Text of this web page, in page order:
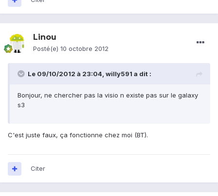
Linou
Posté(e) 10 octobre 2012
Le 09/10/2012 à 23:04, willy591 a dit :
Bonjour, ne chercher pas la visio n existe pas sur le galaxy
s3
C'est juste faux, ça fonctionne chez moi (BT).
Citer